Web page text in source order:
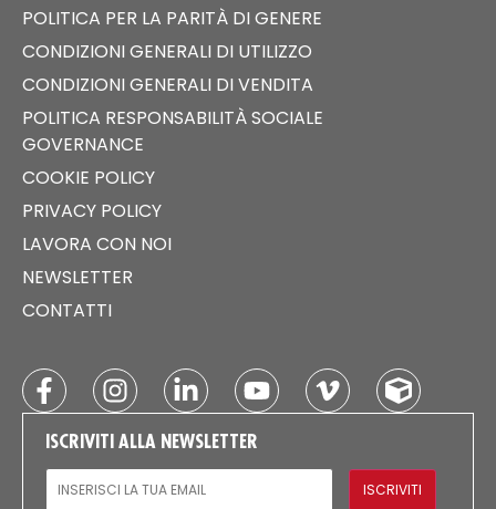
POLITICA PER LA PARITÀ DI GENERE
CONDIZIONI GENERALI DI UTILIZZO
CONDIZIONI GENERALI DI VENDITA
POLITICA RESPONSABILITÀ SOCIALE
GOVERNANCE
COOKIE POLICY
PRIVACY POLICY
LAVORA CON NOI
NEWSLETTER
CONTATTI
ISCRIVITI ALLA NEWSLETTER
EMAIL
ISCRIVITI